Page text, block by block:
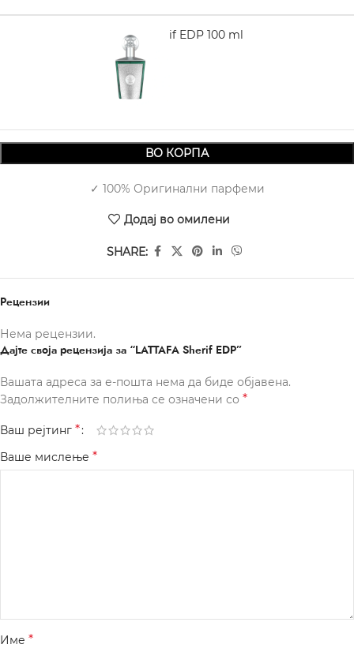
LATTAFA Sherif EDP 100 ml
1.970,00
ВО КОРПА
✓ 100% Оригинални парфеми
Додај во омилени
SHARE:
Рецензии
Нема рецензии.
Дајте своја рецензија за “LATTAFA Sherif EDP”
Вашата адреса за е-пошта нема да биде објавена.
Задолжителните полиња се означени со *
Ваш рејтинг *
Ваше мислење *
Име *